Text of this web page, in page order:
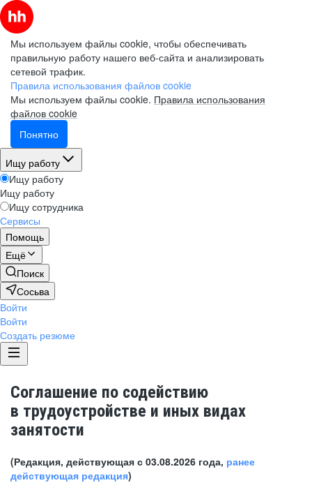
Мы используем файлы cookie, чтобы обеспечивать
правильную работу нашего веб-сайта и анализировать
сетевой трафик.
Правила использования файлов cookie
Мы используем файлы cookie. Правила использования
файлов cookie
Понятно
Ищу работу
Ищу работу
Ищу работу
Ищу сотрудника
Сервисы
Помощь
Ещё
Поиск
Сосьва
Войти
Войти
Создать резюме
Соглашение по содействию
в трудоустройстве и иных видах
занятости
(Редакция, действующая с 03.08.2026 года, ранее
действующая редакция)